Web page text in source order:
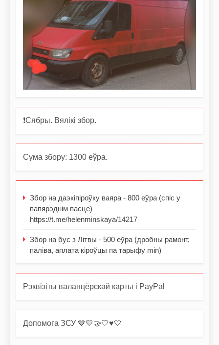
❗️Сябры. Вялікі збор.
Сума збору: 1300 еўра.
Збор на даэкіпіроўку ваяра - 800 еўра (спіс у
папярэднім пасце)
https://t.me/helenminskaya/14217
Збор на бус з Літвы - 500 еўра (дробны рамонт,
паліва, аплата кіроўцы па тарыфу min)
Рэквізіты валанцёрскай карты і PayPal
Допомога ЗСУ 💙💛🤝🤍♥️🤍